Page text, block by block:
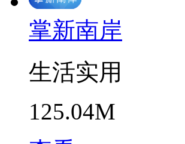
掌新南岸
生活实用
125.04M